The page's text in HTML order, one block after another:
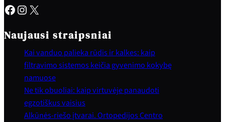
Facebook Instagram X
Naujausi straipsniai
Kai vanduo palieka rūdis ir kalkes: kaip
filtravimo sistemos keičia gyvenimo kokybę
namuose
Ne tik obuoliai: kaip virtuvėje panaudoti
egzotiškus vaisius
Alkūnės-riešo įtvarai. Ortopedijos Centro